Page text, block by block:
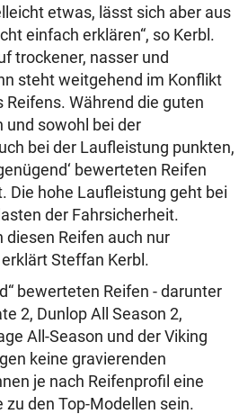
etwas, lässt sich aber aus
einfach erklären“, so Kerbl.
trockener, nasser und
steht weitgehend im Konflikt
Während die guten
und sowohl bei der
bei der Laufleistung punkten,
bewerteten Reifen
Die hohe Laufleistung geht bei
der Fahrsicherheit.
diesen Reifen auch nur
Steffan Kerbl.
bewerteten Reifen - darunter
2, Dunlop All Season 2,
All-Season und der Viking
keine gravierenden
je nach Reifenprofil eine
den Top-Modellen sein.